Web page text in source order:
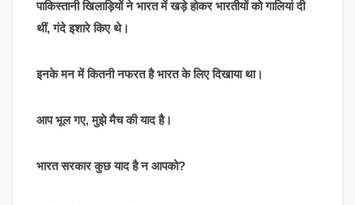
पाकिस्तानी खिलाड़ियों ने भारत में खड़े होकर भारतीयों को गालियां दी
थीं, गंदे इशारे किए थे।
इनके मन में कितनी नफरत है भारत के लिए दिखाया था।
आप भूल गए, मुझे मैच की याद है।
भारत सरकार कुछ याद है न आपको?